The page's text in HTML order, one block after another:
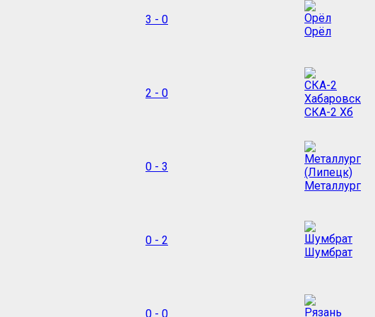
3 - 0
Орёл
2 - 0
СКА-2 Хб
0 - 3
Металлург
0 - 2
Шумбрат
0 - 0